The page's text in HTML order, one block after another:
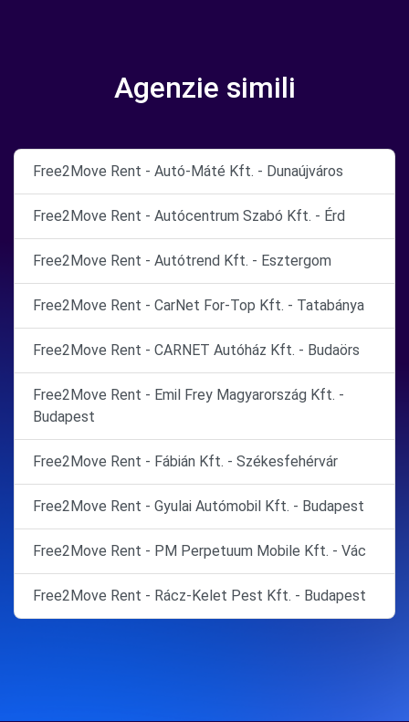
Agenzie simili
Free2Move Rent - Autó-Máté Kft. - Dunaújváros
Free2Move Rent - Autócentrum Szabó Kft. - Érd
Free2Move Rent - Autótrend Kft. - Esztergom
Free2Move Rent - CarNet For-Top Kft. - Tatabánya
Free2Move Rent - CARNET Autóház Kft. - Budaörs
Free2Move Rent - Emil Frey Magyarország Kft. -
Budapest
Free2Move Rent - Fábián Kft. - Székesfehérvár
Free2Move Rent - Gyulai Autómobil Kft. - Budapest
Free2Move Rent - PM Perpetuum Mobile Kft. - Vác
Free2Move Rent - Rácz-Kelet Pest Kft. - Budapest